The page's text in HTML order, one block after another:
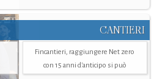
CANTIERI
Fincantieri, raggiungere Net zero
con 15 anni d'anticipo si può